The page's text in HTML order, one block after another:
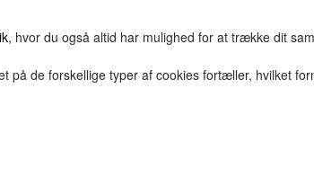
, hvor du også altid har mulighed for at trække dit
på de forskellige typer af cookies fortæller, hvilket
HOVEDGRUPPE TEST GRUPPE